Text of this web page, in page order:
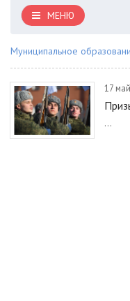
МЕНЮ
Муниципальное
17
...